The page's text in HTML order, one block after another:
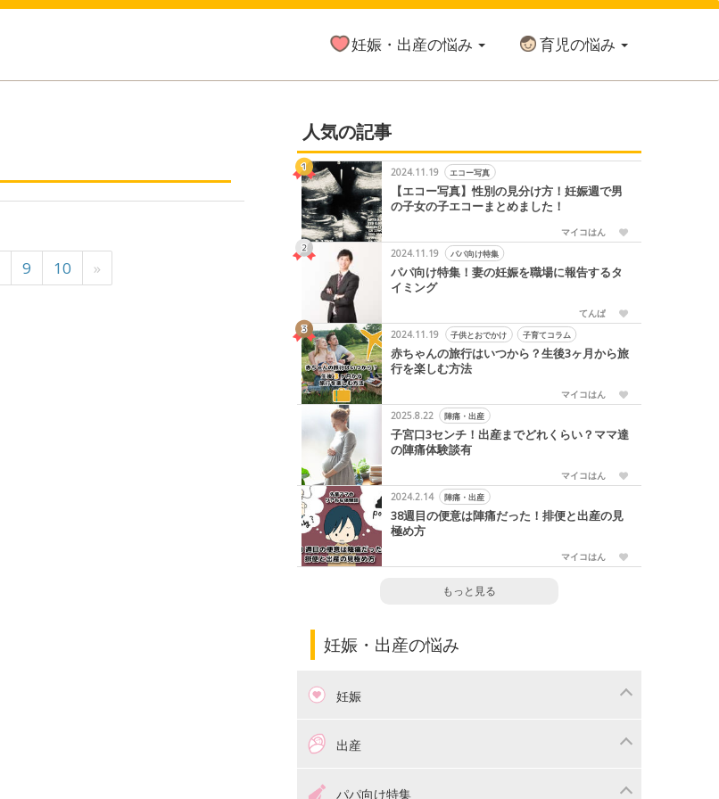
妊娠・出産の悩み 育児の悩み
9 10 »
人気の記事
2024.11.19 エコー写真
【エコー写真】性別の見分け方！妊娠週で男
の子女の子エコーまとめました！
マイコはん
2024.11.19
パパ向け特集
パパ向け特集！妻の妊娠を職場に報告するタ
イミング
てんぱ
2024.11.19
子供とおでかけ 子育てコラム
赤ちゃんの旅行はいつから？生後3ヶ月から旅
行を楽しむ方法
マイコはん
2025.8.22
陣痛・出産
子宮口3センチ！出産までどれくらい？ママ達
の陣痛体験談有
マイコはん
2024.2.14
陣痛・出産
38週目の便意は陣痛だった！排便と出産の見
極め方
マイコはん
もっと見る
妊娠・出産の悩み
妊娠
つわり
妊娠中の食事
出産
出産準備パパ向け特集